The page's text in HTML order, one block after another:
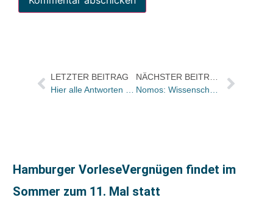
LETZTER BEITRAG
Hamburger VorleseVergnügen findet im
Sommer zum 11. Mal statt